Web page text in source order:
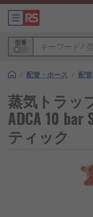
型番
/ 配管・ホース / 配
蒸気トラッ
ADCA 10
ティック